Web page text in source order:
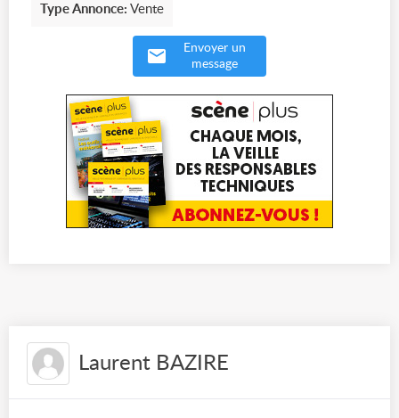
Type Annonce: Vente
Envoyer un
message
Laurent BAZIRE